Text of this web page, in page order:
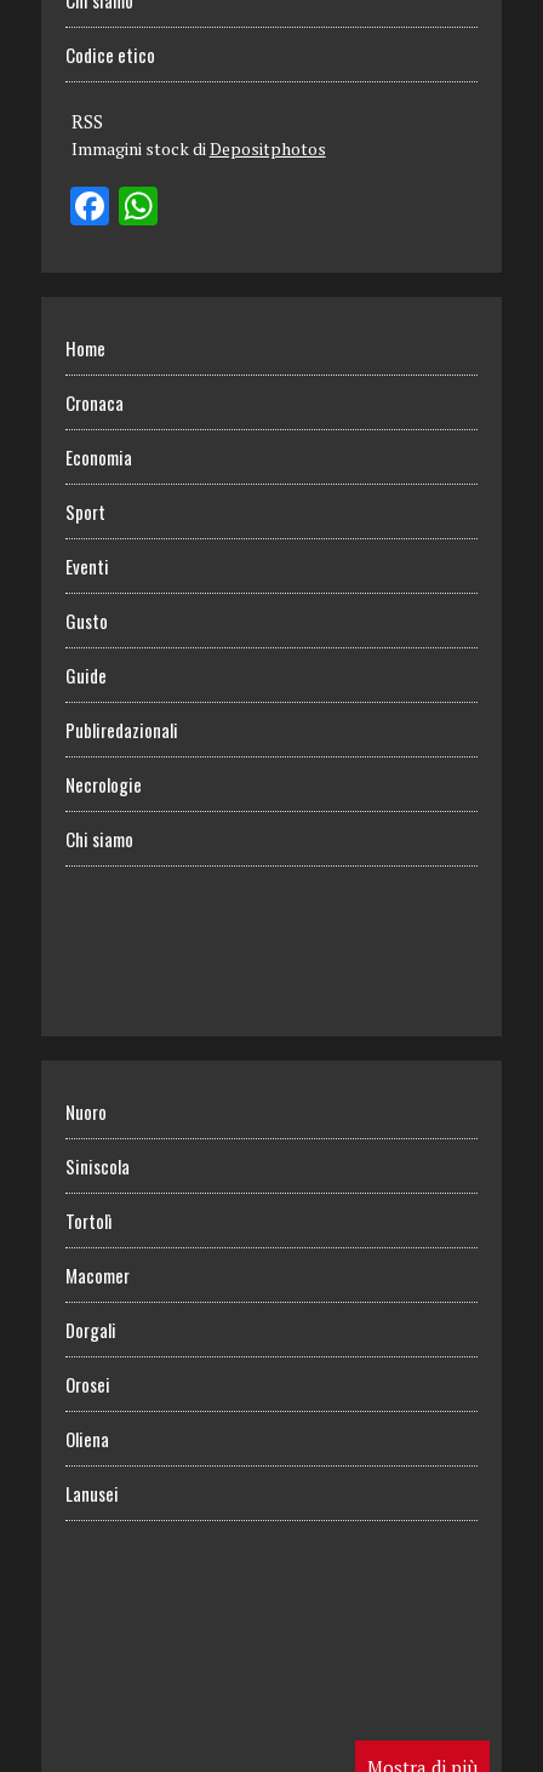
Codice etico
RSS
Immagini stock di Depositphotos
Home
Cronaca
Economia
Sport
Eventi
Gusto
Guide
Publiredazionali
Necrologie
Chi siamo
Nuoro
Siniscola
Tortolì
Macomer
Dorgali
Orosei
Oliena
Lanusei
Mostra di più